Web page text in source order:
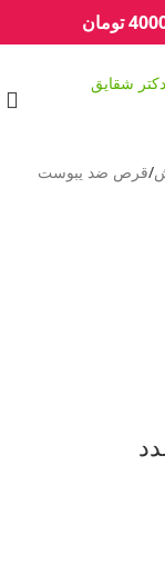
/قرص ضد یبوست